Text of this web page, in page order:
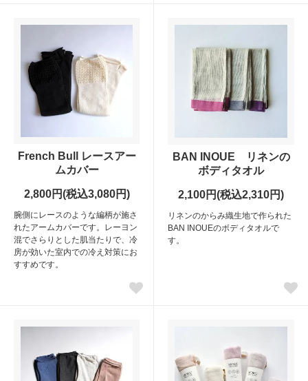
French Bull レースアー
ムカバー
2,800円(税込3,080円)
腕側にレースのような編柄が施さ
れたアームカバーです。レーヨン
混でさらりとした肌当たりで、冷
房が効いた室内での冷え対策にお
すすめです。
BAN INOUE リネンの
ボディタオル
2,100円(税込2,310円)
リネンのからみ織生地で作られた
BAN INOUEのボディタオルで
す。